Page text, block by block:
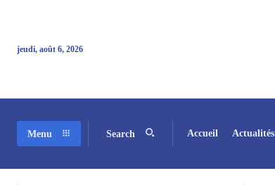
jeudi, août 6, 2026
Menu Search Accueil Actualités